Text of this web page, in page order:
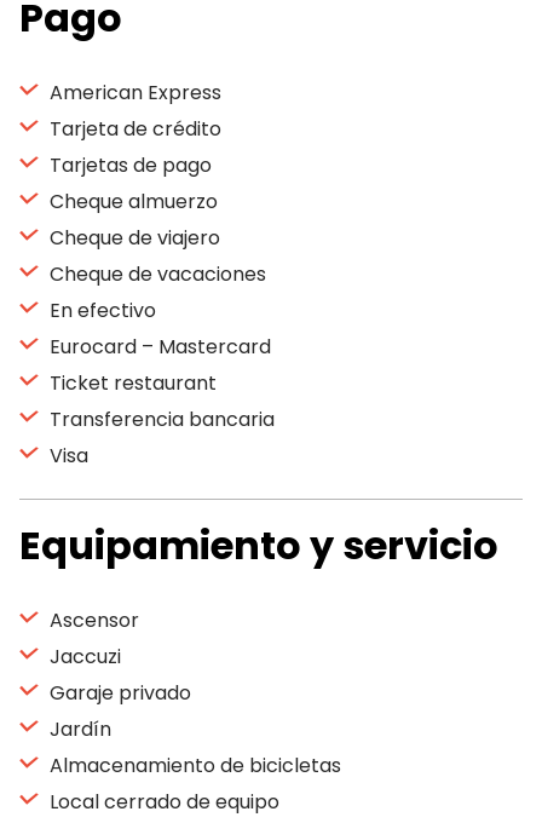
Pago
American Express
Tarjeta de crédito
Tarjetas de pago
Cheque almuerzo
Cheque de viajero
Cheque de vacaciones
En efectivo
Eurocard – Mastercard
Ticket restaurant
Transferencia bancaria
Visa
Equipamiento y servicio
Ascensor
Jaccuzi
Garaje privado
Jardín
Almacenamiento de bicicletas
Local cerrado de equipo